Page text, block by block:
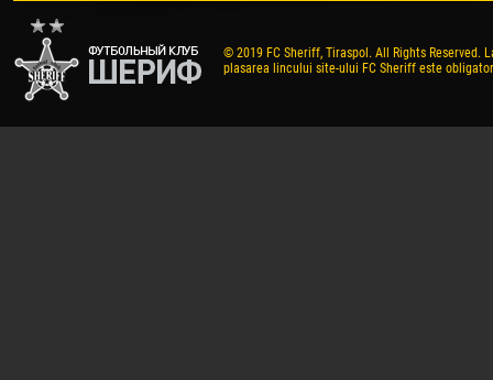
© 2019 FC Sheriff, Tiraspol. All Rights
plasarea lincului site-ului FC Sheriff este